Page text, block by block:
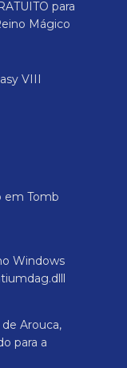
o mais
para
VIII